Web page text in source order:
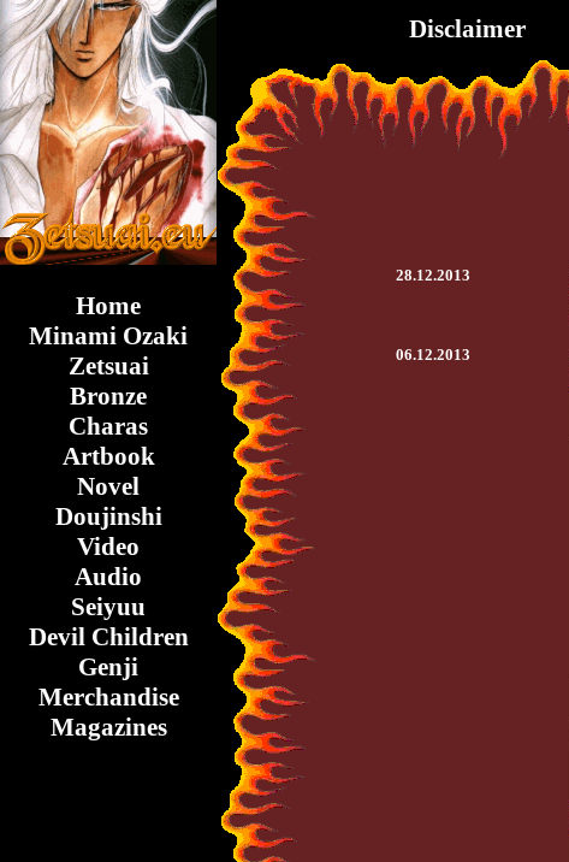
Home
Minami Ozaki
Zetsuai
Bronze
Charas
Artbook
Novel
Doujinshi
Video
Audio
Seiyuu
Devil Children
Genji
Merchandise
Magazines
Disclaimer
28.12.2013
06.12.2013